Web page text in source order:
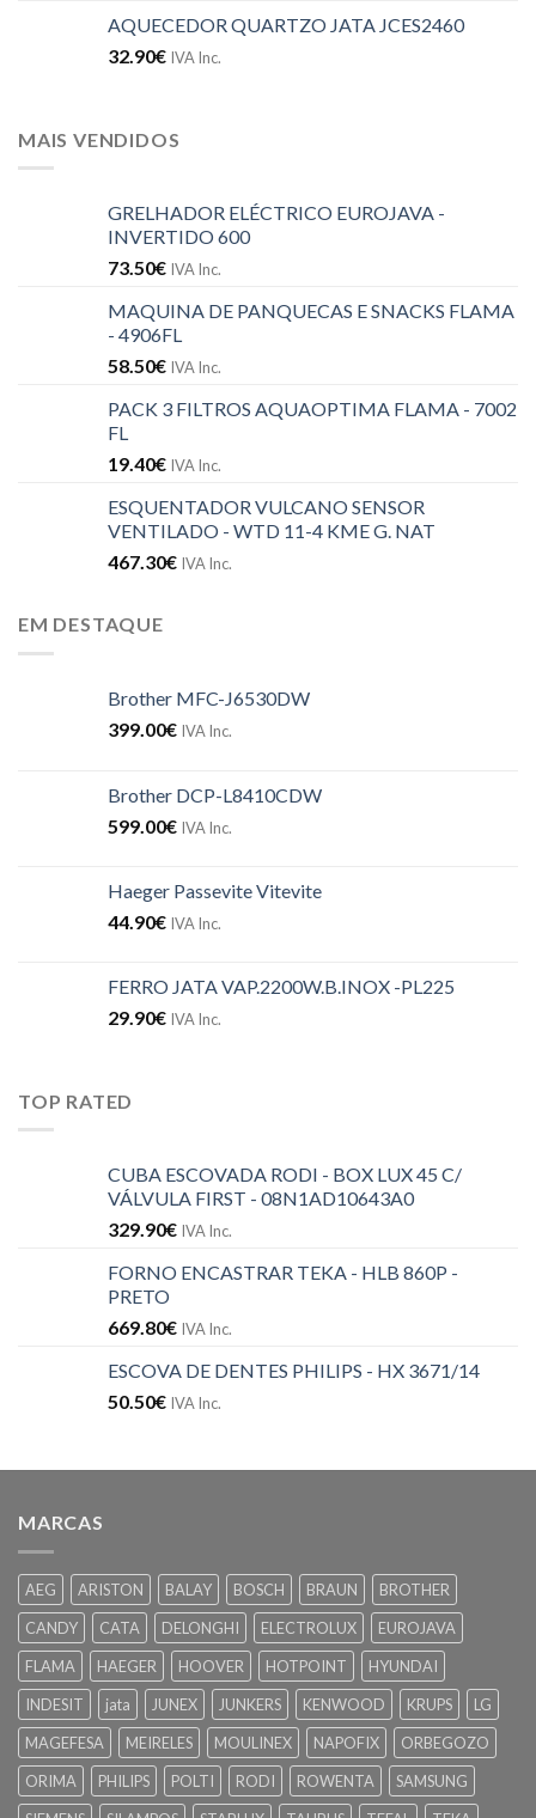
AQUECEDOR QUARTZO JATA JCES2460
32.90€ IVA Inc.
MAIS VENDIDOS
GRELHADOR ELÉCTRICO EUROJAVA -
INVERTIDO 600
73.50€ IVA Inc.
MAQUINA DE PANQUECAS E SNACKS FLAMA
- 4906FL
58.50€ IVA Inc.
PACK 3 FILTROS AQUAOPTIMA FLAMA - 7002
FL
19.40€ IVA Inc.
ESQUENTADOR VULCANO SENSOR
VENTILADO - WTD 11-4 KME G. NAT
467.30€ IVA Inc.
EM DESTAQUE
Brother MFC-J6530DW
399.00€ IVA Inc.
Brother DCP-L8410CDW
599.00€ IVA Inc.
Haeger Passevite Vitevite
44.90€ IVA Inc.
FERRO JATA VAP.2200W.B.INOX -PL225
29.90€ IVA Inc.
TOP RATED
CUBA ESCOVADA RODI - BOX LUX 45 C/
VÁLVULA FIRST - 08N1AD10643A0
329.90€ IVA Inc.
FORNO ENCASTRAR TEKA - HLB 860P -
PRETO
669.80€ IVA Inc.
ESCOVA DE DENTES PHILIPS - HX 3671/14
50.50€ IVA Inc.
MARCAS
AEG ARISTON BALAY BOSCH BRAUN
BROTHER
CANDY
CATA DELONGHI ELECTROLUX
EUROJAVA
FLAMA
HAEGER HOOVER HOTPOINT
HYUNDAI
INDESIT
jata JUNEX JUNKERS KENWOOD KRUPS
LG
MAGEFESA
MEIRELES MOULINEX NAPOFIX
ORBEGOZO
ORIMA
PHILIPS POLTI RODI ROWENTA
SAMSUNG